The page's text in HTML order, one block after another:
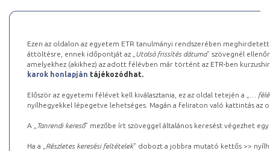
Ezen az oldalon az egyetem ETR tanulmányi rendszerében
áttöltésre, ennek időpontját az „ Utolsó frissítés dátuma” szövegnél
amelyekhez (akikhez) az adott félévben már történt az ETR-ben
karok honlapján tájékozódhat.
Először az egyetemi félévet kell kiválasztania, ez az oldal tetején a „
…
nyílhegyekkel lépegetve lehetséges. Magán a feliraton való kattintás az
A „ Tanrendi kereső” mezőbe írt szöveggel általános keresést végezhet
Ha a „ Részletes keresési feltételek” dobozt a jobbra mutató kettős >>